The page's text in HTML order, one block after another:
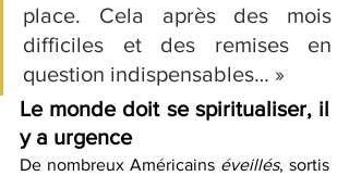
place. Cela après des mois
difficiles et des remises en
question indispensables… »
Le monde doit se spiritualiser, il
y a urgence
De nombreux Américains éveillés, sortis